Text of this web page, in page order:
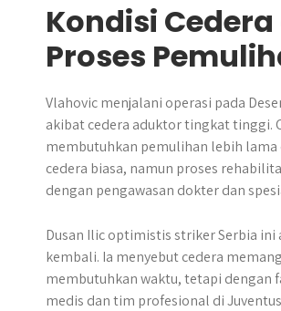
Kondisi
Proses
Vlahovic menjalani operasi pada
akibat cedera aduktor tingkat tinggi.
membutuhkan pemulihan lebih
cedera biasa, namun proses
dengan pengawasan dokter dan
Dusan Ilic optimistis striker Serbia ini
kembali. Ia menyebut cedera memang
membutuhkan waktu, tetapi dengan
medis dan tim profesional di